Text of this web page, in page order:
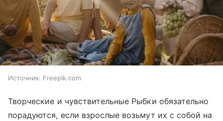
Источник: Freepik.com
Творческие и чувствительные Рыбки обязательно
порадуются, если взрослые возьмут их с собой на